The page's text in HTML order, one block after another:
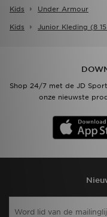
Kids Under Armour
Kids Junior Kleding (8
Shop 24/7 met de JD
onze nieuwste